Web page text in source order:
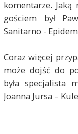
komentarze.
gościem był
Sanitarno -
Coraz więcej
może dojść do
była specjalista
Joanna Jursa –